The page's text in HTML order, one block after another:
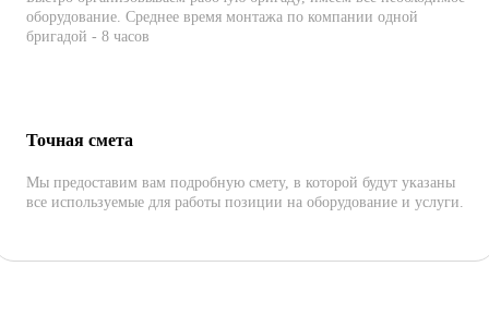
оборудование. Среднее время монтажа по компании одной
бригадой - 8 часов
Точная смета
Мы предоставим вам подробную смету, в которой будут указаны
все используемые для работы позиции на оборудование и услуги.